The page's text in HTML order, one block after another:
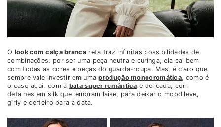
O look com calça brancareta traz infinitas possibilidades de
combinações: por ser uma peça neutra e curinga, ela cai bem
com todas as cores e peças do guarda-roupa. Mas, é claro que
sempre vale investir em umaprodução monocromática, como é
o caso aqui, com a bata super romântica e delicada, com
detalhes em silk que lembram laise, para deixar o mood leve,
girly e certeiro para a data.